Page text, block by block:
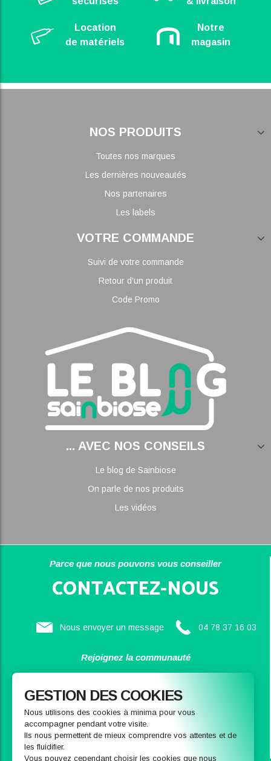
Location
de matériels
Notre
magasin
NOS PRODUITS
Toutes nos marques
Les dernières nouveautés
Nos partenaires
Les labels
VOTRE COMMANDE
Suivi de votre commande
Retour d'un produit
Code Promo
... AVEC NOS CONSEILS
Le blog de Sainbiose
On parle de nos produits
Les vidéos
Parce que nous pouvons vous conseiller
CONTACTEZ-NOUS
Nous envoyer un message 04 78 37 16 03
Rejoignez la communauté
SAINBIOSE
GESTION DES COOKIES
Nous utilisons des cookies à minima pour vous
accompagner pendant votre visite.
Ils nous permettent de mieux comprendre vos attentes et de
les fluidifier.
Vous pouvez cependant choisir les cookies que nous